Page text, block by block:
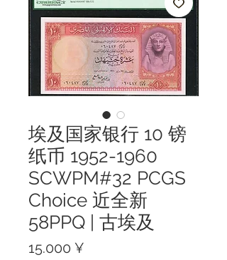
埃及国家银行 10 镑
纸币 1952-1960
SCWPM#32 PCGS
Choice 近全新
58PPQ | 古埃及
15.000 ¥